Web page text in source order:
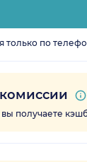
только по
получаете